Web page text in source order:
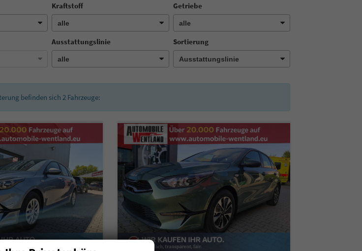
Kraftstoff Getriebe
Ausstattungslinie Sortierung
befinden sich 2 Fahrzeuge: